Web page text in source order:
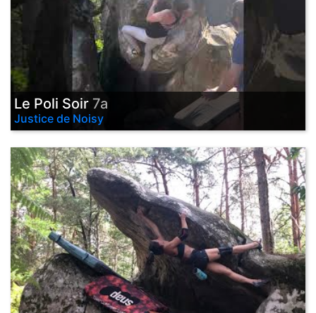
Le Poli Soir 7a
Justice de Noisy